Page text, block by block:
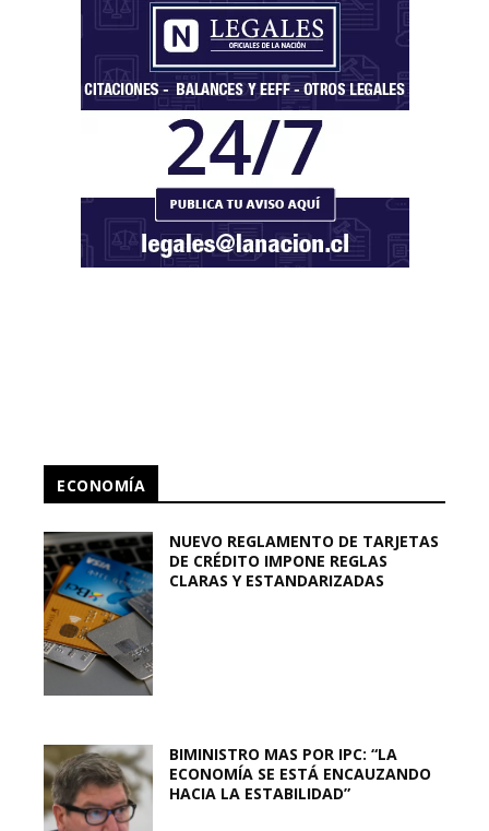
ECONOMÍA
NUEVO REGLAMENTO DE TARJETAS
DE CRÉDITO IMPONE REGLAS
CLARAS Y ESTANDARIZADAS
BIMINISTRO MAS POR IPC: “LA
ECONOMÍA SE ESTÁ ENCAUZANDO
HACIA LA ESTABILIDAD”